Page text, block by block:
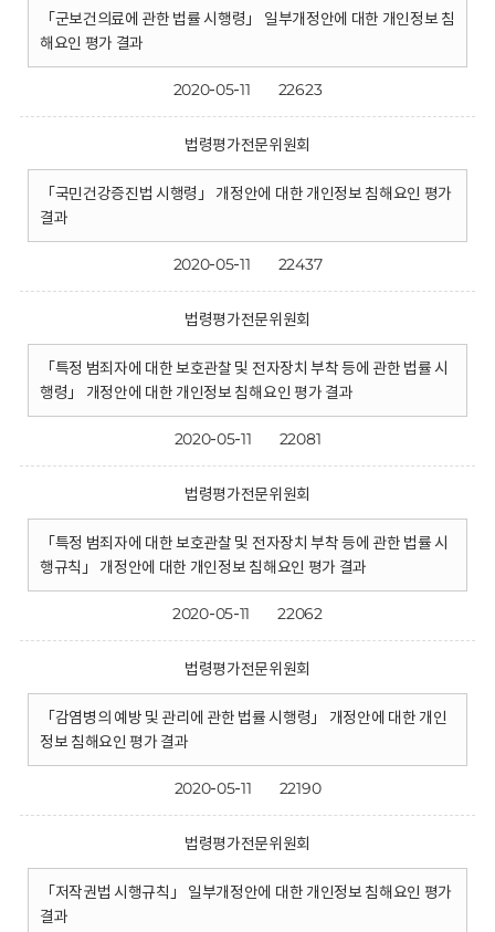
「군보건의료에 관한 법률 시행령」 일부개정안에 대한 개인정보 침
해요인 평가 결과
2020-05-11 22623
법령평가전문위원회
「국민건강증진법 시행령」 개정안에 대한 개인정보 침해요인 평가
결과
2020-05-11 22437
법령평가전문위원회
「특정 범죄자에 대한 보호관찰 및 전자장치 부착 등에 관한 법률 시
행령」 개정안에 대한 개인정보 침해요인 평가 결과
2020-05-11 22081
법령평가전문위원회
「특정 범죄자에 대한 보호관찰 및 전자장치 부착 등에 관한 법률 시
행규칙」 개정안에 대한 개인정보 침해요인 평가 결과
2020-05-11 22062
법령평가전문위원회
「감염병의 예방 및 관리에 관한 법률 시행령」 개정안에 대한 개인
정보 침해요인 평가 결과
2020-05-11 22190
법령평가전문위원회
「저작권법 시행규칙」 일부개정안에 대한 개인정보 침해요인 평가
결과